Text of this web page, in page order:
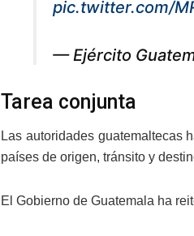
pic.twitter.com/
— Ejército
Tarea conjunta
Las autoridades guatemaltecas
países de origen, tránsito y
El Gobierno de Guatemala ha